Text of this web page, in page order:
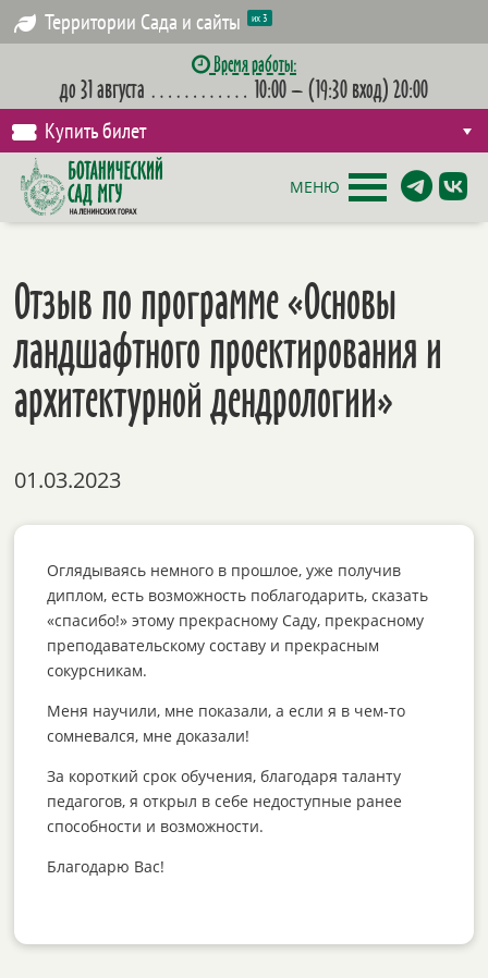
Территории Сада и сайты их 3
Время работы:
до 31 августа ………… 10:00 – (19:30 вход) 20:00
Купить билет
МЕНЮ
Отзыв по программе «Основы
ландшафтного проектирования и
архитектурной дендрологии»
01.03.2023
Оглядываясь немного в прошлое, уже получив
диплом, есть возможность поблагодарить, сказать
«спасибо!» этому прекрасному Саду, прекрасному
преподавательскому составу и прекрасным
сокурсникам.
Меня научили, мне показали, а если я в чем-то
сомневался, мне доказали!
За короткий срок обучения, благодаря таланту
педагогов, я открыл в себе недоступные ранее
способности и возможности.
Благодарю Вас!